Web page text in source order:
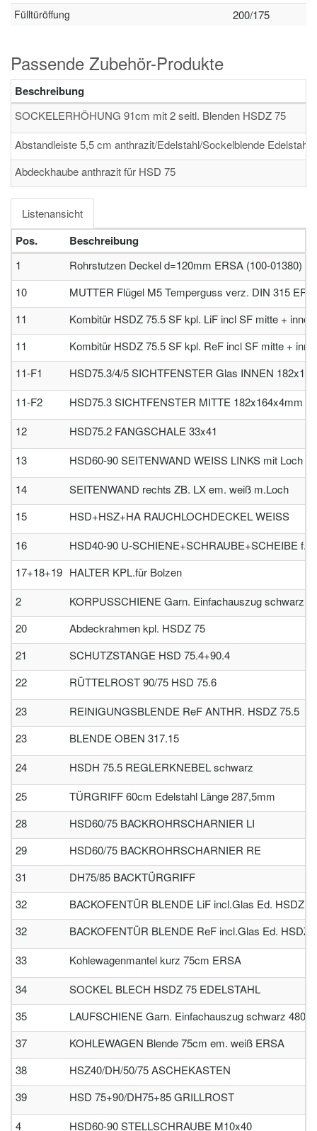
Fülltüröffung 200/175
Passende Zubehör-Produkte
Beschreibung
SOCKELERHÖHUNG 91cm mit 2 seitl. Blenden HSDZ 75
Abstandleiste 5,5 cm anthrazit/Edelstahl/Sockelblende Edelstahl
Abdeckhaube anthrazit für HSD 75
Listenansicht
Pos. Beschreibung
1
Rohrstutzen Deckel d=120mm ERSA (100-01380)
10
MUTTER Flügel M5 Temperguss verz. DIN 315
11
Kombitür HSDZ 75.5 SF kpl. LiF incl SF mitte +
11
Kombitür HSDZ 75.5 SF kpl. ReF incl SF mitte +
11-F1
HSD75.3/4/5 SICHTFENSTER Glas INNEN
11-F2
HSD75.3 SICHTFENSTER MITTE 182x164x4mm
12
HSD75.2 FANGSCHALE 33x41
13
HSD60-90 SEITENWAND WEISS LINKS mit Loch
14
SEITENWAND rechts ZB. LX em. weiß m.Loch
15
HSD+HSZ+HA RAUCHLOCHDECKEL WEISS
16
HSD40-90 U-SCHIENE+SCHRAUBE+SCHEIBE
17+18+19 HALTER KPL.für Bolzen
2
KORPUSSCHIENE Garn. Einfachauszug schwarz
20
Abdeckrahmen kpl. HSDZ 75
21
SCHUTZSTANGE HSD 75.4+90.4
22
RÜTTELROST 90/75 HSD 75.6
23
REINIGUNGSBLENDE ReF ANTHR. HSDZ 75.5
23
BLENDE OBEN 317.15
24
HSDH 75.5 REGLERKNEBEL schwarz
25
TÜRGRIFF 60cm Edelstahl Länge 287,5mm
28
HSD60/75 BACKROHRSCHARNIER LI
29
HSD60/75 BACKROHRSCHARNIER RE
31
DH75/85 BACKTÜRGRIFF
32
BACKOFENTÜR BLENDE LiF incl.Glas Ed. HSDZ
32
BACKOFENTÜR BLENDE ReF incl.Glas Ed. HSDZ
33
Kohlewagenmantel kurz 75cm ERSA
34
SOCKEL BLECH HSDZ 75 EDELSTAHL
35
LAUFSCHIENE Garn. Einfachauszug schwarz
37
KOHLEWAGEN Blende 75cm em. weiß ERSA
38
HSZ40/DH/50/75 ASCHEKASTEN
39
HSD 75+90/DH75+85 GRILLROST
4
HSD60-90 STELLSCHRAUBE M10x40